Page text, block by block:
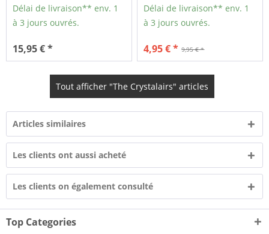
Délai de livraison** env. 1
à 3 jours ouvrés.
15,95 € *
Délai de livraison** env. 1
à 3 jours ouvrés.
9,95 € *
4,95 € *
Tout afficher "The Crystalairs" articles
Articles similaires
Les clients ont aussi acheté
Les clients on également consulté
Top Categories